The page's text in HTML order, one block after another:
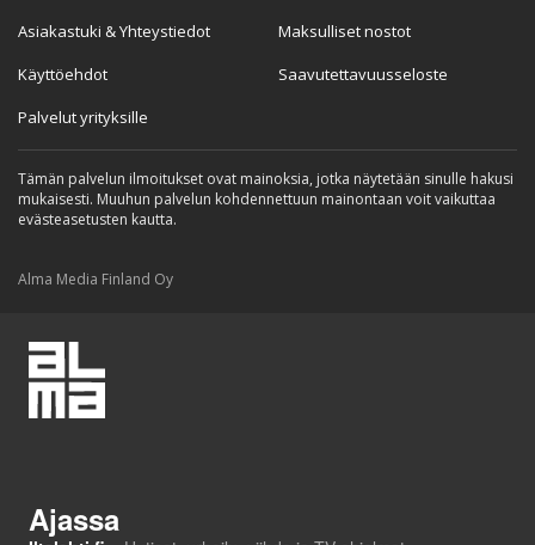
Asiakastuki & Yhteystiedot
Käyttöehdot
Palvelut yrityksille
Maksulliset nostot
Saavutettavuusseloste
Tämän palvelun ilmoitukset ovat mainoksia, jotka näytetään sinulle hakusi
mukaisesti. Muuhun palvelun kohdennettuun mainontaan voit vaikuttaa
evästeasetusten kautta.
Alma Media Finland Oy